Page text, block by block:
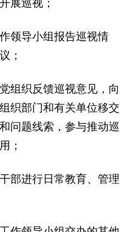
展巡视；
领导小组报告巡视情
；
组织反馈巡视意见，向
织部门和有关单位移交
问题线索，参与推动巡
；
部进行日常教育、管理